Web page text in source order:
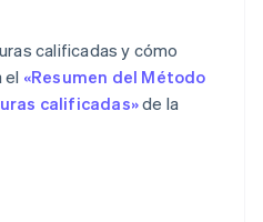
calificadas y cómo
el «Resumen del Método
calificadas»de la